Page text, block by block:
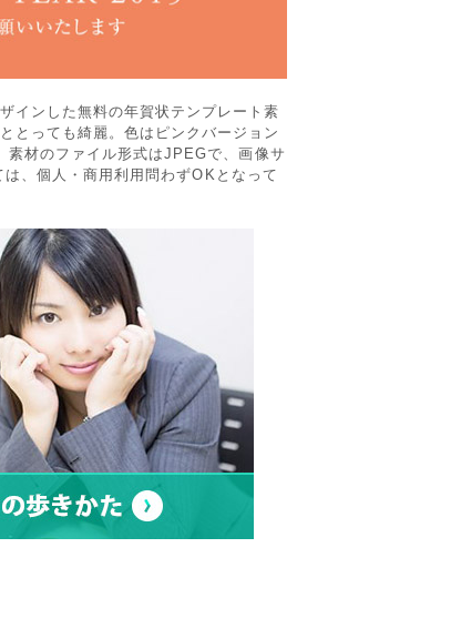
インした無料の年賀状テンプレート素
とっても綺麗。色はピンクバージョン
素材のファイル形式はJPEGで、画像サ
、個人・商用利用問わずOKとなって